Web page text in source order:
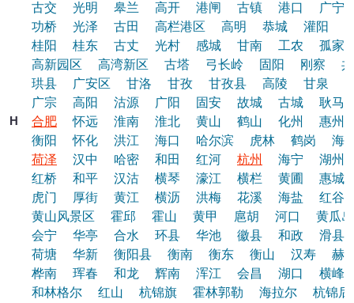
古交
光明 皋兰 高开 港闸 古镇 港口
广宁
功桥
光泽 古田 高栏港区 高明 恭城 灌阳
桂阳
桂东 古丈 光村 感城 甘南 工农
孤家
高新园区
高湾新区 古塔 弓长岭 固阳 刚察
珙县
广安区 甘洛 甘孜 甘孜县 高陵 甘泉
广宗
高阳 沽源 广阳 固安 故城 古城
耿马
H
合肥 怀远 淮南 淮北 黄山 鹤山 化州
惠州
衡阳
怀化 洪江 海口 哈尔滨 虎林 鹤岗
海
荷泽
汉中 哈密 和田 红河 杭州 海宁
湖州
红桥
和平 汉沽 横琴 濠江 横栏 黄圃
惠城
虎门
厚街 黄江 横沥 洪梅 花溪 海盐
红谷
黄山风景区
霍邱 霍山 黄甲 扈胡 河口
黄瓜岛
会宁
华亭 合水 环县 华池 徽县 和政
滑县
荷塘
华新 衡阳县 衡南 衡东 衡山 汉寿
赫
桦南
珲春 和龙 辉南 浑江 会昌 湖口
横峰
和林格尔
红山 杭锦旗 霍林郭勒 海拉尔
杭锦后